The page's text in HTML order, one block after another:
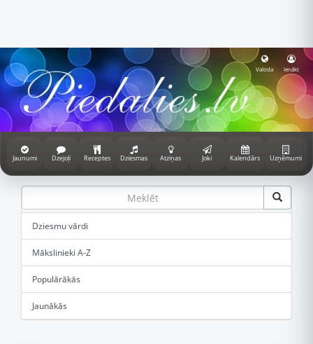
Valoda Ienākt
Jaunumi Dzejoļi Receptes Dziesmas Atziņas Joki Kalendārs Uzņēmumi
Dziesmu vārdi
Mākslinieki A-Z
Populārākās
Jaunākās